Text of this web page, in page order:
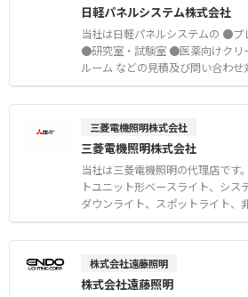
日軽パネルシステム株式会社
当社は日軽パネルシステムの ●プ
●研究室・試験室 ●医薬向けクリ
ルーム などの見積及び問い合わ
軽にお問い合わせください。
三菱電機照明株式会社
三菱電機照明株式会社
当社は三菱電機照明の代理店です
トユニット形ベースライト、シス
ダウンライト、スポットライト、非
空照明 ●ランプ（LED電球） などの見積及び問い合わせ対
応が可能です。 お気軽にお問い合
株式会社遠藤照明
株式会社遠藤照明